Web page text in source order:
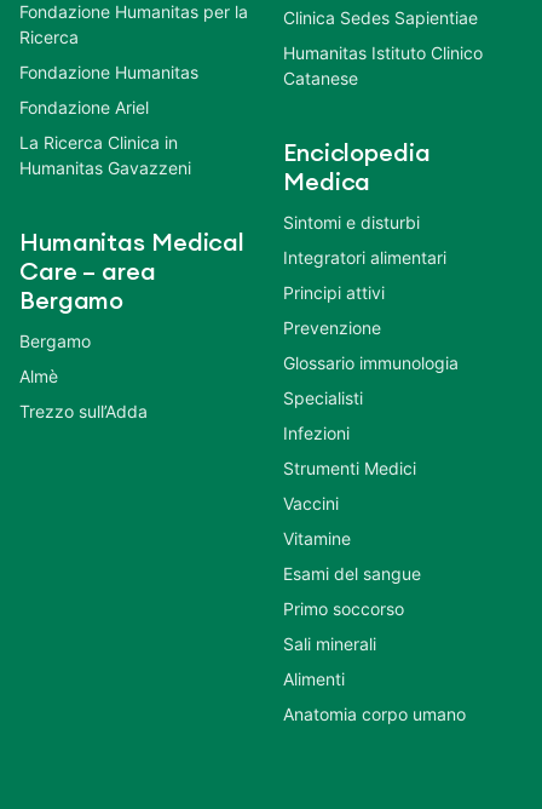
Fondazione Humanitas per la
Ricerca
Fondazione Humanitas
Fondazione Ariel
La Ricerca Clinica in
Humanitas Gavazzeni
Humanitas Medical
Care – area
Bergamo
Bergamo
Almè
Trezzo sull’Adda
Clinica Sedes Sapientiae
Humanitas Istituto Clinico
Catanese
Enciclopedia
Medica
Sintomi e disturbi
Integratori alimentari
Principi attivi
Prevenzione
Glossario immunologia
Specialisti
Infezioni
Strumenti Medici
Vaccini
Vitamine
Esami del sangue
Primo soccorso
Sali minerali
Alimenti
Anatomia corpo umano